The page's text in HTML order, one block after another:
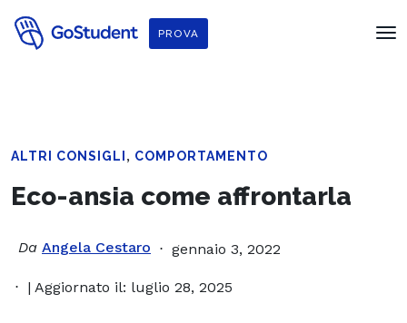
PROVA
ALTRI CONSIGLI , COMPORTAMENTO
Eco-ansia come affrontarla
Da Angela Cestaro gennaio 3, 2022
| Aggiornato il: luglio 28, 2025